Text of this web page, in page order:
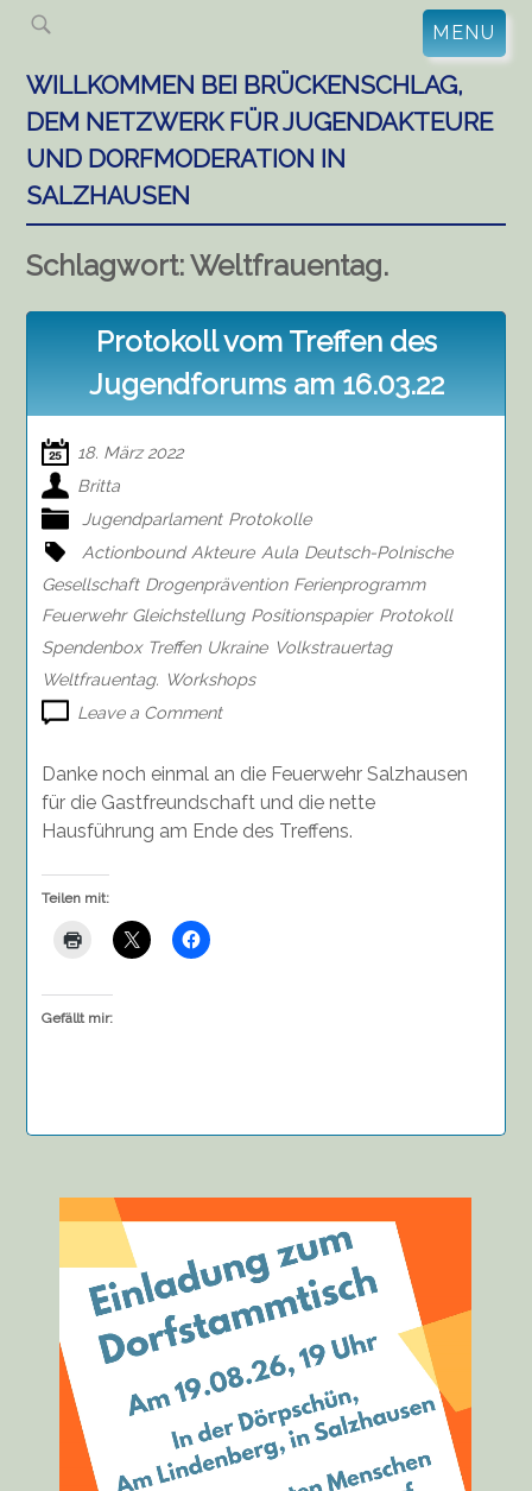
Skip
content
MENU
WILLKOMMEN BEI BRÜCKENSCHLAG,
DEM NETZWERK FÜR JUGENDAKTEURE
UND DORFMODERATION IN
SALZHAUSEN
Schlagwort:Weltfrauentag.
Protokoll vom Treffen des
Jugendforums am 16.03.22
18. März 2022
Britta
Jugendparlament Protokolle
Actionbound Akteure Aula Deutsch-Polnische
Gesellschaft Drogenprävention Ferienprogramm
Feuerwehr Gleichstellung Positionspapier Protokoll
Spendenbox Treffen Ukraine Volkstrauertag
Weltfrauentag. Workshops
Leave a Commenton
Treffen
des
Jugendforums
Danke noch einmal an die Feuerwehr Salzhausen
für die Gastfreundschaft und die nette
Hausführung am Ende des Treffens.
Teilen mit:
Gefällt mir: